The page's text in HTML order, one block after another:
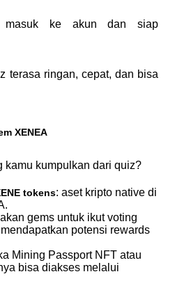
masuk ke akun dan siap
terasa ringan, cepat, dan bisa
XENEA
kamu kumpulkan dari quiz?
tokens: aset kripto native di
gems untuk ikut voting
potensi rewards
Mining Passport NFT atau
bisa diakses melalui